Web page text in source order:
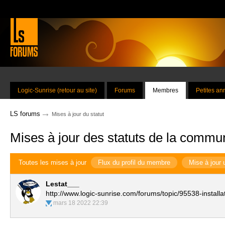
Logic-Sunrise (retour au site) Forums Membres Petites
LS forums → Mises à jour du statut
Mises à jour des statuts de la
Toutes les mises à jour Flux du profil du membre Mise à jour
Lestat___
http://www.logic-sunrise.com/forums/topic/95538-
mars 18 2022 22:39